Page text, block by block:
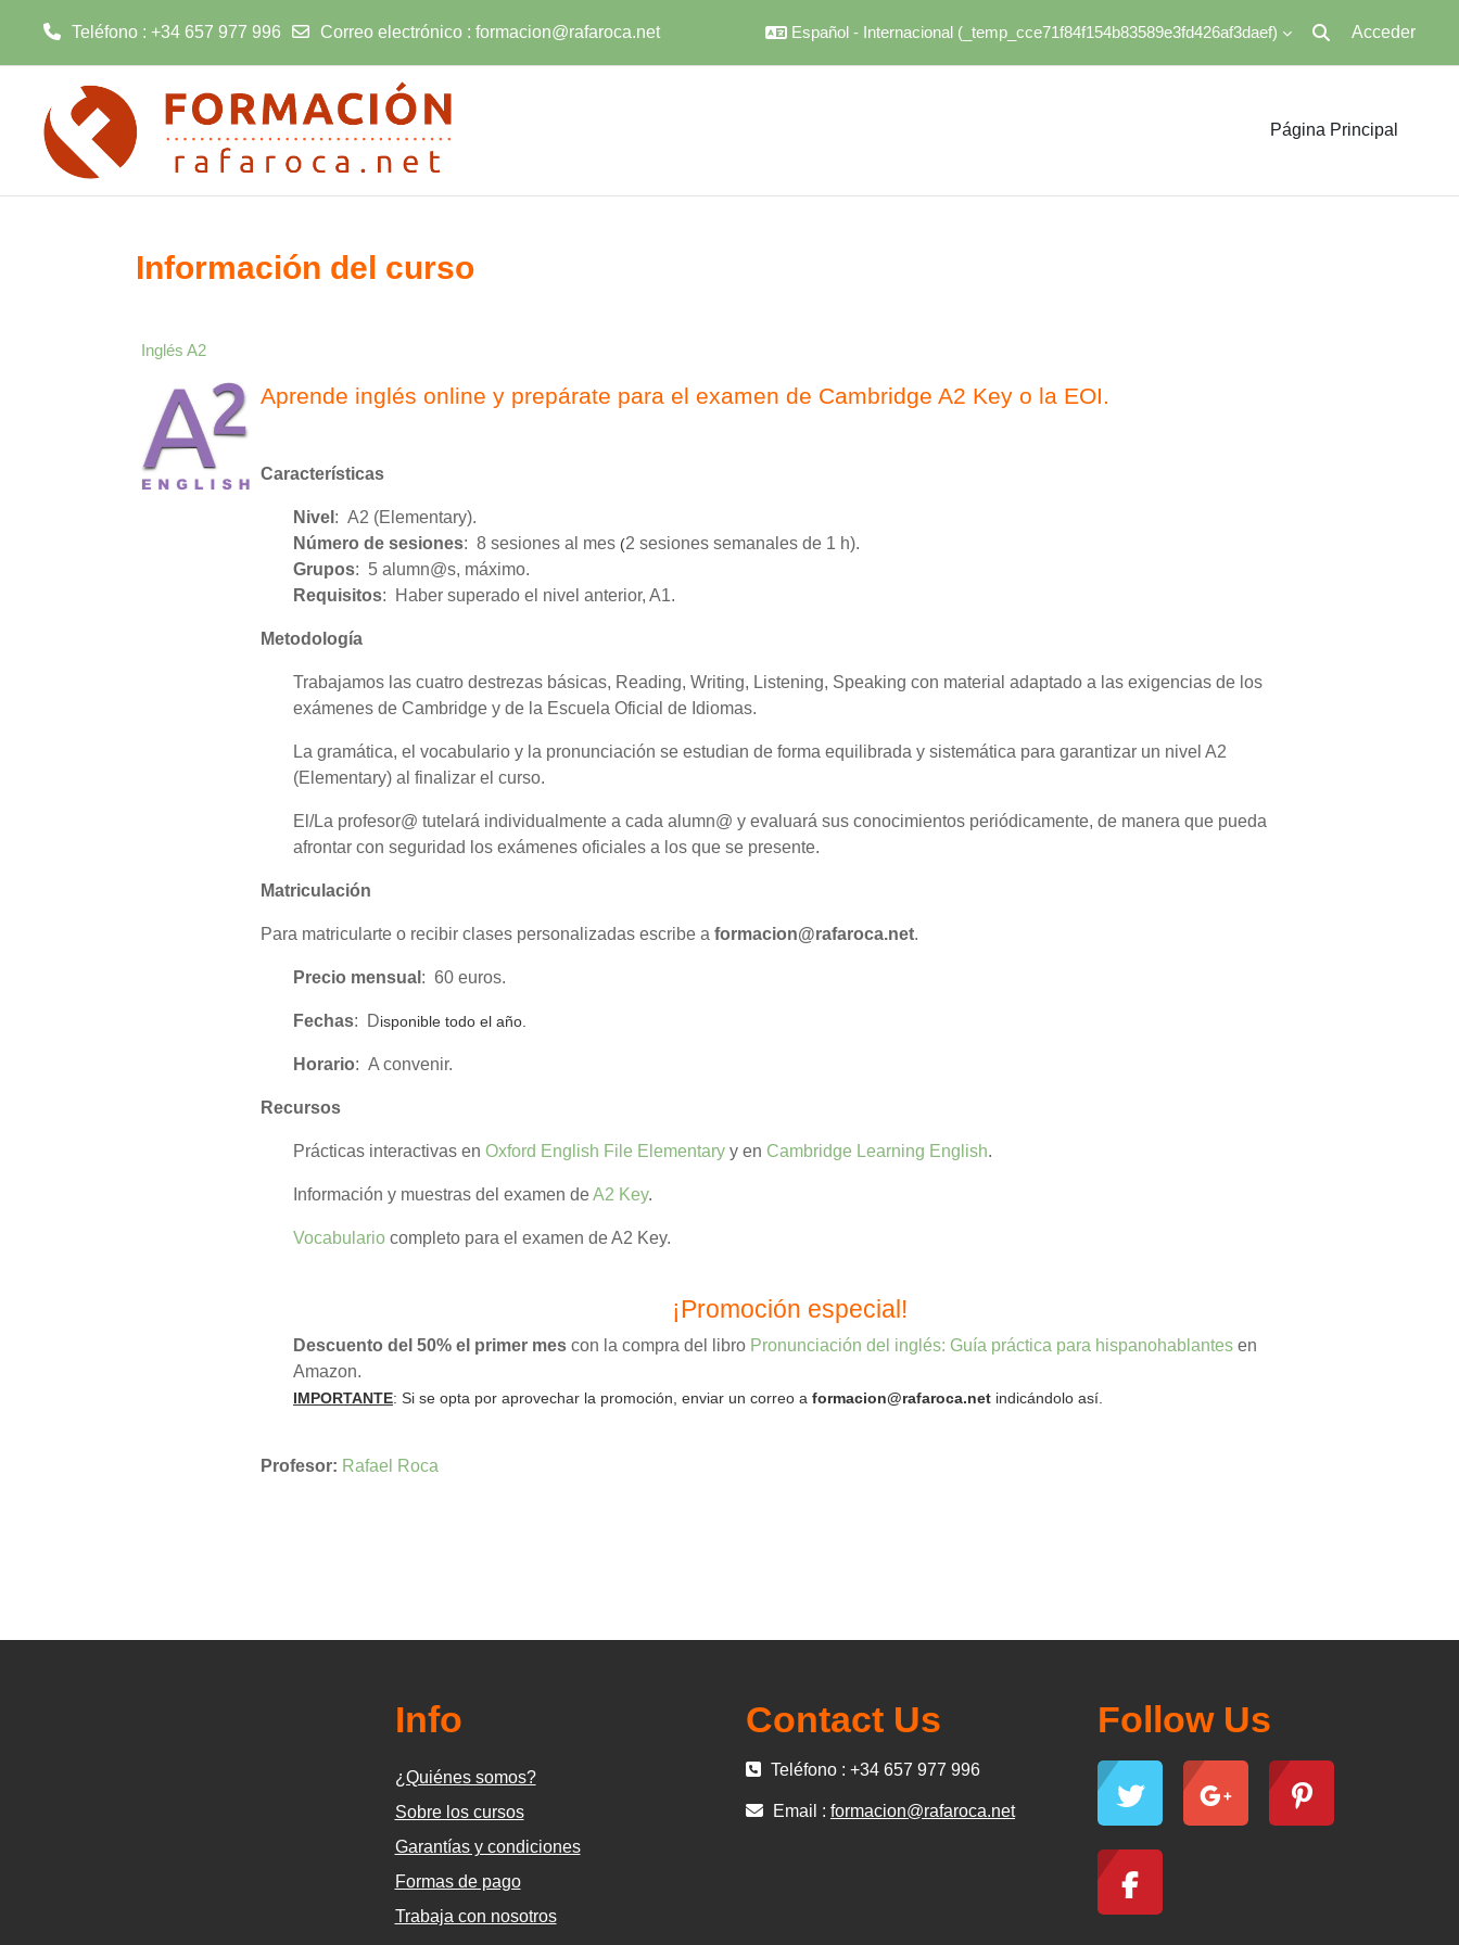
Teléfono : +34 657 977 996 Correo electrónico : formacion@rafaroca.net Español - Internacional ‎(_temp_cce71f84f154b83589e3fd426af3daef)‎
Selector de
Acceder
Página Principal
Información del curso
Inglés A2
Aprende inglés online y prepárate para el examen de Cambridge A2 Key o la EOI.
Características
Nivel : A2 (Elementary).
Número de sesiones: 8 sesiones al mes (2 sesiones semanales de 1 h).
Grupos: 5 alumn@s, máximo.
Requisitos: Haber superado el nivel anterior, A1.
Metodología
Trabajamos las cuatro destrezas básicas, Reading, Writing, Listening, Speaking con material adaptado a las exigencias de los
exámenes de Cambridge y de la Escuela Oficial de Idiomas.
La gramática, el vocabulario y la pronunciación se estudian de forma equilibrada y sistemática para garantizar un nivel A2
(Elementary) al finalizar el curso.
El/La profesor@ tutelará individualmente a cada alumn@ y evaluará sus conocimientos periódicamente, de manera que pueda
afrontar con seguridad los exámenes oficiales a los que se presente.
Matriculación
Para matricularte o recibir clases personalizadas escribe a formacion@rafaroca.net.
Precio mensual : 60 euros.
Fechas: Disponible todo el año.
Horario: A convenir.
Recursos
Prácticas interactivas en Oxford English File Elementary y en Cambridge Learning English.
Información y muestras del examen deA2 Key.
Vocabulario completo para el examen de A2 Key.
¡Promoción especial!
Descuento del 50% el primer mes con la compra del libro Pronunciación del inglés: Guía práctica para hispanohablantes en
Amazon.
IMPORTANTE: Si se opta por aprovechar la promoción, enviar un correo a formacion@rafaroca.net indicándolo así.
Profesor: Rafael Roca
Info
¿Quiénes somos?
Sobre los cursos
Garantías y condiciones
Formas de pago
Trabaja con nosotros
Contact Us
Teléfono : +34 657 977 996
Email : formacion@rafaroca.net
Follow Us